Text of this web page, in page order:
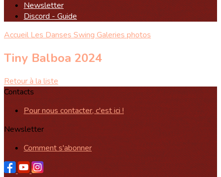
Newsletter
Discord - Guide
Accueil Les Danses Swing Galeries photos
Tiny Balboa 2024
Retour à la liste
Contacts
Pour nous contacter, c'est ici !
Newsletter
Comment s'abonner